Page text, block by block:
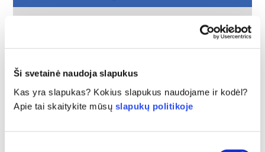
Ši svetainė naudoja slapukus
Kas yra slapukas? Kokius slapukus naudojame ir kodėl?
Apie tai skaitykite mūsų slapukų politikoje
Kaip Europoje užtikrinama kosmetikos
Griežtais įstatymais užtikrinama, kad Europos
higienos produktai būtų saugūs žmonėms
naudoti. Įmonės, nacionalinės ir Europos
reguliavimo institucijos dalijasi atsakomybe už
plačiau
Ką turėčiau žinoti apie endokrininę sistemą
gaminiuose naudojamos sudedamosios dalys